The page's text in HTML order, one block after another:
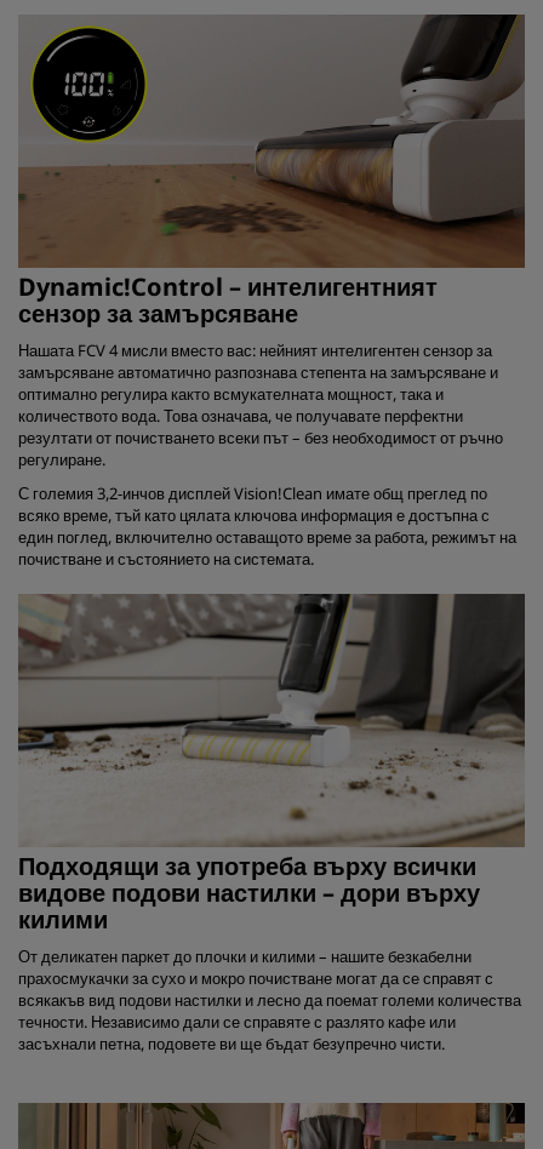
Dynamic!Control – интелигентният
сензор за замърсяване
Нашата FCV 4 мисли вместо вас: нейният интелигентен сензор за
замърсяване автоматично разпознава степента на замърсяване и
оптимално регулира както всмукателната мощност, така и
количеството вода. Това означава, че получавате перфектни
резултати от почистването всеки път – без необходимост от ръчно
регулиране.
С големия 3,2-инчов дисплей Vision!Clean имате общ преглед по
всяко време, тъй като цялата ключова информация е достъпна с
един поглед, включително оставащото време за работа, режимът на
почистване и състоянието на системата.
Подходящи за употреба върху всички
видове подови настилки – дори върху
килими
От деликатен паркет до плочки и килими – нашите безкабелни
прахосмукачки за сухо и мокро почистване могат да се справят с
всякакъв вид подови настилки и лесно да поемат големи количества
течности. Независимо дали се справяте с разлято кафе или
засъхнали петна, подовете ви ще бъдат безупречно чисти.